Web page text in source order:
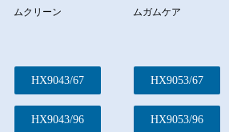
ムクリーン
HX9043/67
HX9043/96
ムガムケア
HX9053/67
HX9053/96